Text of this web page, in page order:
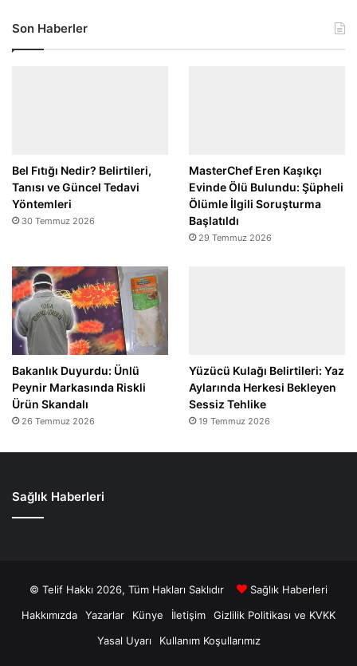
Son Haberler
Bel Fıtığı Nedir? Belirtileri,
Tanısı ve Güncel Tedavi
Yöntemleri
30 Temmuz 2026
MasterChef Eren Kaşıkçı
Evinde Ölü Bulundu: Şüpheli
Ölümle İlgili Soruşturma
Başlatıldı
29 Temmuz 2026
Bakanlık Duyurdu: Ünlü
Peynir Markasında Riskli
Ürün Skandalı
26 Temmuz 2026
Yüzücü Kulağı Belirtileri: Yaz
Aylarında Herkesi Bekleyen
Sessiz Tehlike
19 Temmuz 2026
Sağlık Haberleri
© Telif Hakkı 2026, Tüm Hakları Saklıdır
Sağlık Haberleri
Hakkımızda
Yazarlar Künye İletişim
Gizlilik Politikası ve KVKK
Yasal Uyarı
Kullanım Koşullarımız